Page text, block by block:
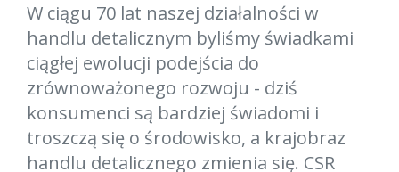
W ciągu 70 lat naszej działalności w
handlu detalicznym byliśmy świadkami
ciągłej ewolucji podejścia do
zrównoważonego rozwoju - dziś
konsumenci są bardziej świadomi i
troszczą się o środowisko, a krajobraz
handlu detalicznego zmienia się. CSR